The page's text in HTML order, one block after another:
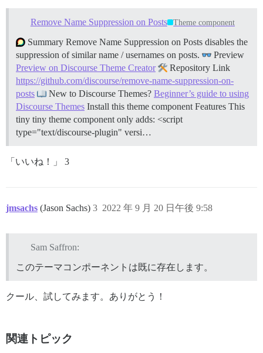
Remove Name Suppression on Posts Theme component
Summary Remove Name Suppression on Posts disables the
suppression of similar name / usernames on posts.
Preview
Preview on Discourse Theme Creator
Repository Link
https://github.com/discourse/remove-name-suppression-on-
posts
New to Discourse Themes? Beginner’s guide to using
Discourse Themes Install this theme component Features This
tiny tiny theme component only adds: <script
type="text/discourse-plugin" versi…
「いいね！」 3
jmsachs (Jason Sachs) 2022 年 9 月 20 日午後 9:58
3
Sam Saffron:
このテーマコンポーネントは既に存在します。
クール、試してみます。ありがとう！
関連トピック